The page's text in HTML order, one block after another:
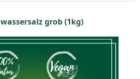
grob (1kg)